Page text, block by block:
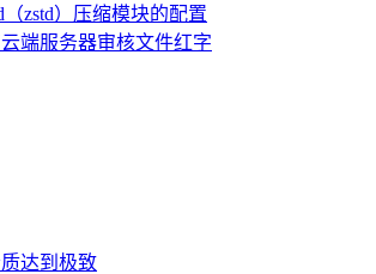
zstd）压缩模块的配置
端服务器审核文件红字
达到极致